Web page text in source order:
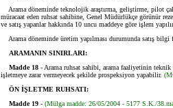
Arama döneminde teknolojik araştırma, geliştirme, pilot
müracaat eden ruhsat sahibine, Genel Müdürlükçe görünür
ve satış yapanlar hakkında 10 uncu maddeye göre işlem
Arama döneminde üretim yapılması durumunda satış
ARAMANIN SINIRLARI:
Madde 18 - Arama ruhsat sahibi, arama faaliyetinin teknik
işletmeye zarar vermeyecek şekilde prospeksiyon yapabilir.
ÖN İŞLETME RUHSATI:
Madde 19 - (Mülga madde: 26/05/2004 - 5177 S.K./